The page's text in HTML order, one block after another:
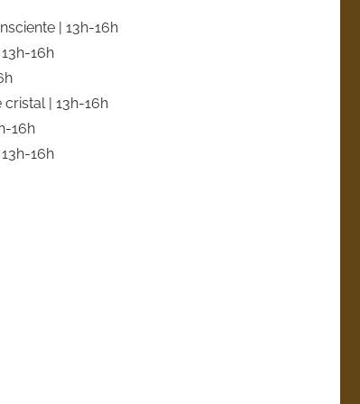
| 13h-16h
16h
| 13h-16h
16h
16h